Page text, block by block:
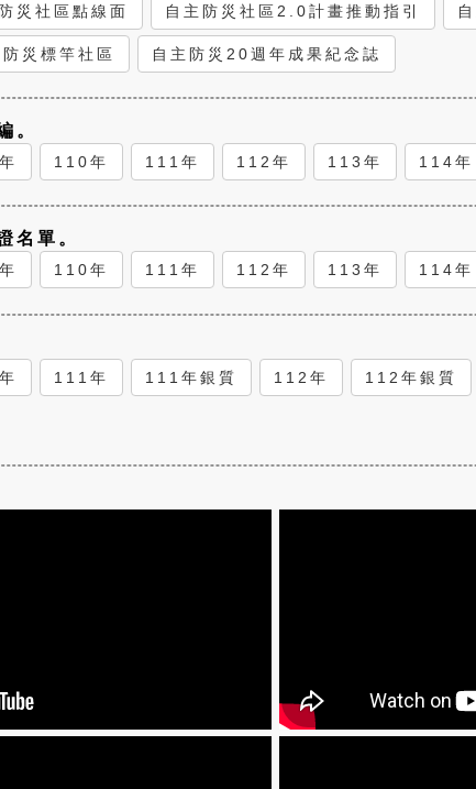
災社區點線面 自主防災社區2.0計畫推動指引
防災標竿社區 自主防災20週年成果紀念誌
。
110年 111年 112年 113年 114年
名單。
110年 111年 112年 113年 114年
111年 111年銀質 112年 112年銀質